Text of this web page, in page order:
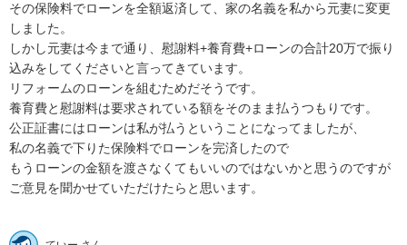
その保険料でローンを全額返済して、家の名義を私から元妻に変更
しました。
しかし元妻は今まで通り、慰謝料+養育費+ローンの合計20万で振り
込みをしてくださいと言ってきています。
リフォームのローンを組むためだそうです。
養育費と慰謝料は要求されている額をそのまま払うつもりです。
公正証書にはローンは私が払うということになってましたが、
私の名義で下りた保険料でローンを完済したので
もうローンの金額を渡さなくてもいいのではないかと思うのですが
ご意見を聞かせていただけたらと思います。